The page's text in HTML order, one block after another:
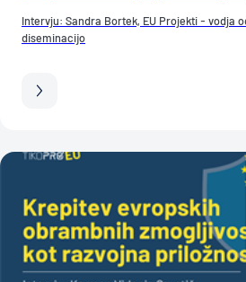
Intervju: Sandra Bortek, EU Projekti - vodja
diseminacijo